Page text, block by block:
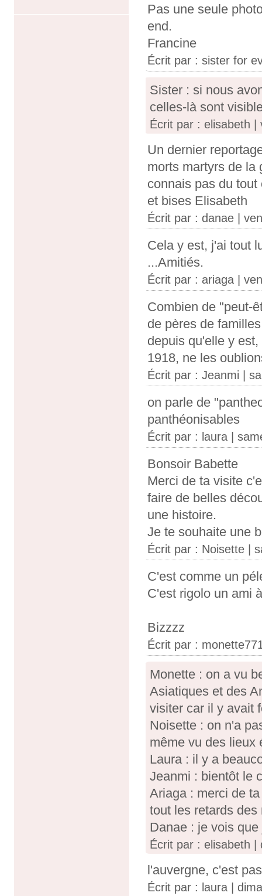
Pas une seule
end.
Francine
Écrit par : sister for
Sister : si nous
celles-là sont
Écrit par : elisabeth |
Un dernier
morts martyrs de la
connais pas du
et bises Elisabeth
Écrit par : danae |
Cela y est, j'ai tout
...Amitiés.
Écrit par : ariaga |
Combien de "peut-
de pères de
depuis qu'elle y
1918, ne les
Écrit par : Jeanmi |
on parle de
panthéonisables
Écrit par : laura |
Bonsoir Babette
Merci de ta visite
faire de belles
une histoire.
Je te souhaite une
Écrit par : Noisette |
C'est comme un
C'est rigolo un ami
Bizzzz
Écrit par :
Monette : on a vu
Asiatiques et des
visiter car il y avait
Noisette : on n'a
même vu des lieux
Laura : il y a
Jeanmi : bientôt le
Ariaga : merci de
tout les retards des
Danae : je vois
Écrit par : elisabeth |
l'auvergne, c'est
Écrit par : laura |